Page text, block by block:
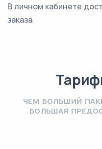
В личном кабинете
заказа
ЧЕМ БОЛЬШИЙ
БОЛЬШАЯ